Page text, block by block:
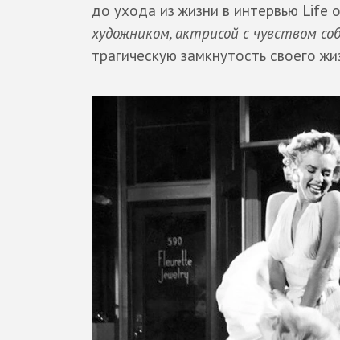
до ухода из жизни в интервью Life
художником, актрисой с чувством
трагическую замкнутость своего